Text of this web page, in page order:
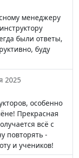
менеджеру
были ответы,
буду
2025
особенно
Прекрасная
всё с
повторять -
и учеников!